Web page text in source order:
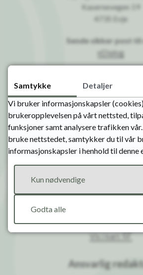
Kasernevegen 19
4735 Evje
Sende sikker post til
eDialog
post@e-
faktura@e-
Org. nummer
964 966 109
Besøk oss
Vis i kart
Ansvarlig
Samtykke Detaljer
Vi bruker informasjonskapsler
brukeropplevelsen på vårt nettsted,
funksjoner samt analysere trafikken
bruke nettstedet, samtykker du til vår
informasjonskapsler i henhold til denne
Kun nødvendige
Godta alle